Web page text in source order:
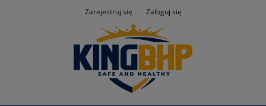
Zarejestruj się Zaloguj się